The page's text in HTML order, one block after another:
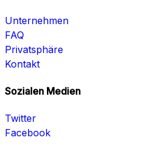
Unternehmen
FAQ
Privatsphäre
Kontakt
Sozialen Medien
Twitter
Facebook